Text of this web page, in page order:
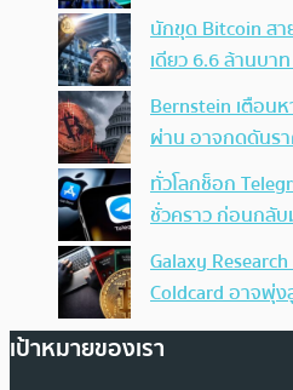
นักขุด Bitcoin ส
เดียว 6.6 ล้านบา
Bernstein เตือน
ผ่าน อาจกดดันร
ทั่วโลกช็อก
ชั่วคราว ก่อนกลั
Galaxy
Coldcard อาจพุ่
เป้าหมายของเรา